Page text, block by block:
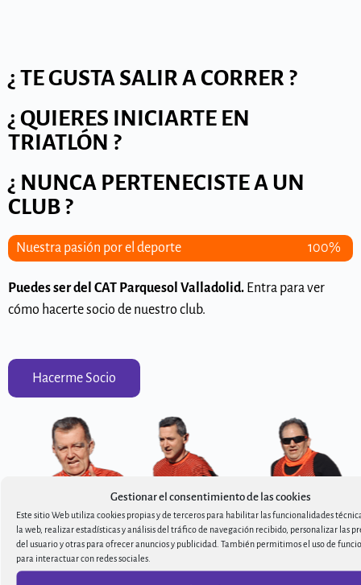
Aceptar
¿ TE GUSTA SALIR A CORRER ?
¿ QUIERES INICIARTE EN
TRIATLÓN ?
¿ NUNCA PERTENECISTE A UN
CLUB ?
Nuestra pasión por el deporte 100%
Puedes ser del CAT Parquesol Valladolid. Entra para ver
cómo hacerte socio de nuestro club.
Hacerme Socio